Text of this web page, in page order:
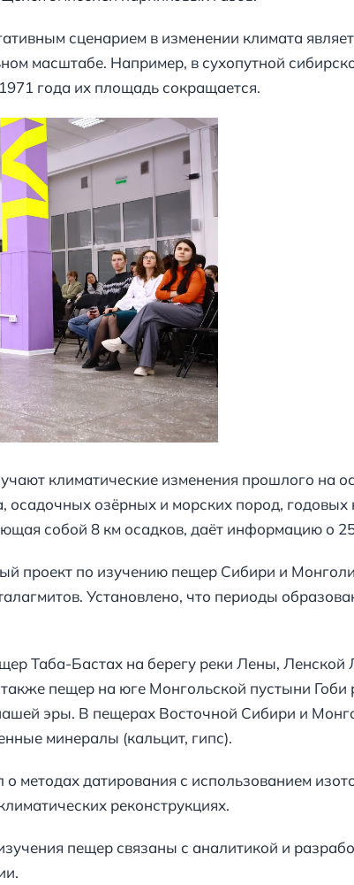
сценарием в изменении климата
масштабе. Например, в сухопутной
года их площадь сокращается.
климатические изменения прошлого на
осадочных озёрных и морских пород, годовых
собой 8 км осадков, даёт информацию о
проект по изучению пещер Сибири и
Установлено, что периоды
Таба-Бастах на берегу реки Лены, Ленской
пещер на юге Монгольской пустыни Гоби
эры. В пещерах Восточной Сибири и
минералы (кальцит, гипс).
методах датирования с использованием
реконструкциях.
пещер связаны с аналитикой и